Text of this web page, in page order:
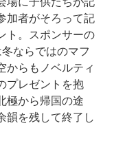
加者がそろって記
ト。スポンサーの
ならではのマフ
からもノベルティ
プレゼントを抱
極から帰国の途
韻を残して終了し